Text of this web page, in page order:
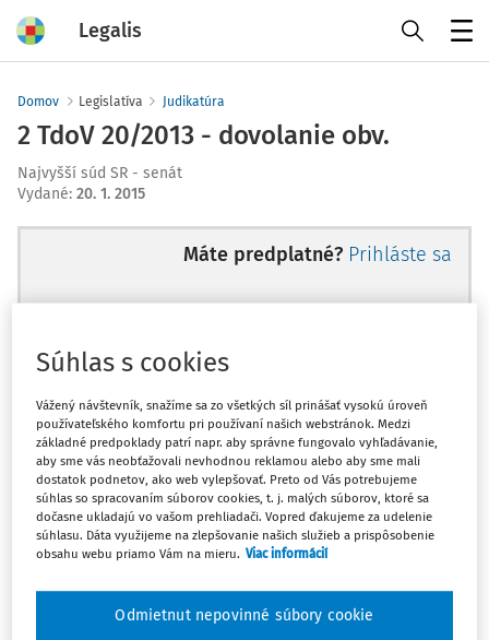
Legalis
Domov Legislatíva Judikatúra
2 TdoV 20/2013 - dovolanie obv.
Najvyšší súd SR - senát
Vydané: 20. 1. 2015
Máte predplatné? Prihláste sa
Ups, zatiaľ ste si prečítali len
začiatok...
Celý odborný obsah z tejto oblasti je
dostupný predplatiteľom portálu.
obsahu a získajte prístup na 10 dní
zdarma, stačí sa len zaregistrovať.
Súhlas s cookies
Vážený návštevník, snažíme sa zo všetkých síl prinášať vysokú úroveň
používateľského komfortu pri používaní našich webstránok. Medzi
základné predpoklady patrí napr. aby správne fungovalo vyhľadávanie,
aby sme vás neobťažovali nevhodnou reklamou alebo aby sme mali
dostatok podnetov, ako web vylepšovať. Preto od Vás potrebujeme
súhlas so spracovaním súborov cookies, t. j. malých súborov, ktoré sa
dočasne ukladajú vo vašom prehliadači. Vopred ďakujeme za udelenie
súhlasu. Dáta využijeme na zlepšovanie našich služieb a prispôsobenie
obsahu webu priamo Vám na mieru. Viac informácií
Odmietnut nepovinné súbory cookie